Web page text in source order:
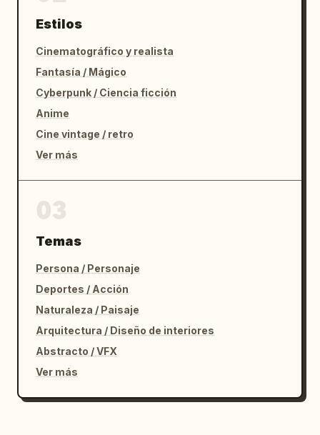
Estilos
Cinematográfico y realista
Fantasía / Mágico
Cyberpunk / Ciencia ficción
Anime
Cine vintage / retro
Ver más
Temas
Persona / Personaje
Deportes / Acción
Naturaleza / Paisaje
Arquitectura / Diseño de interiores
Abstracto / VFX
Ver más